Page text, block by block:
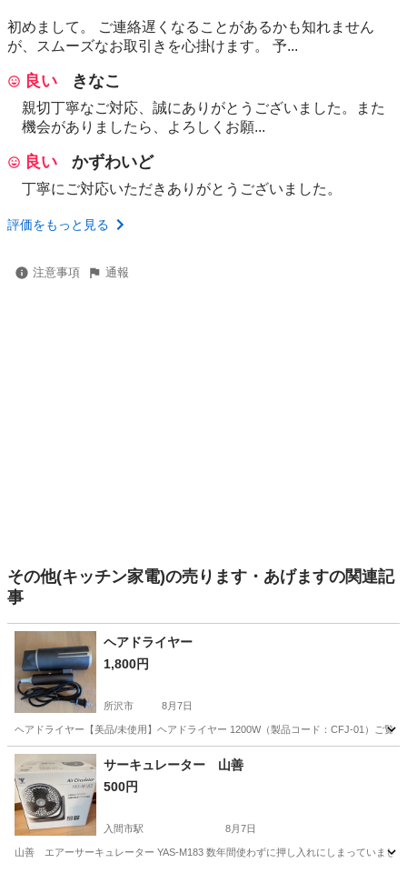
初めまして。 ご連絡遅くなることがあるかも知れません
が、スムーズなお取引きを心掛けます。 予...
良い きなこ
親切丁寧なご対応、誠にありがとうございました。また
機会がありましたら、よろしくお願...
良い かずわいど
丁寧にご対応いただきありがとうございました。
評価をもっと見る
注意事項 通報
その他(キッチン家電)の売ります・あげますの関連記
事
ヘアドライヤー
1,800円
所沢市 8月7日
ヘアドライヤー【美品/未使用】ヘアドライヤー 1200W（製品コード：CFJ-01） ​ご覧
埼玉 所沢市 家電
サーキュレーター 山善
500円
入間市駅 8月7日
山善 エアーサーキュレーター YAS-M183 数年間使わずに押し入れにしまっていまし